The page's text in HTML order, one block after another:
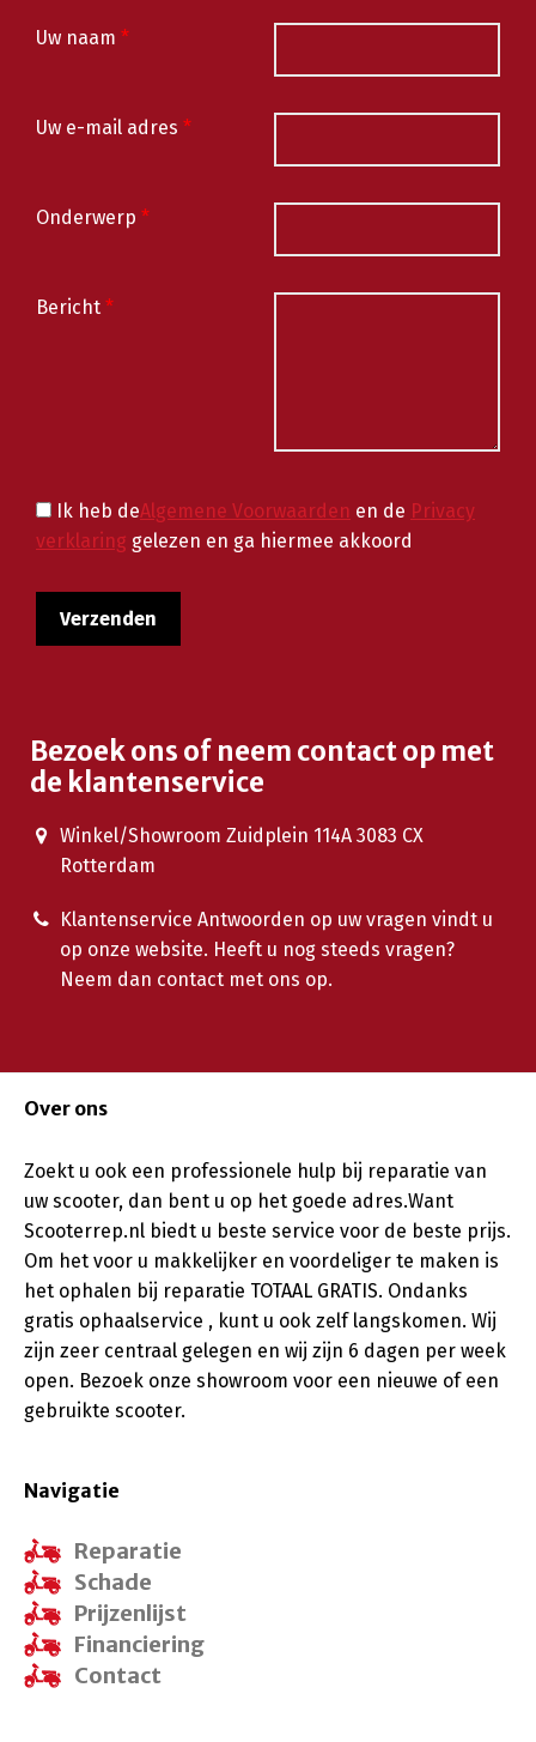
Uw naam *
Uw e-mail adres *
Onderwerp *
Bericht *
Ik heb deAlgemene Voorwaarden en de Privacy
verklaring gelezen en ga hiermee akkoord
Bezoek ons of neem contact op met
de klantenservice
Winkel/Showroom Zuidplein 114A 3083 CX
Rotterdam
Klantenservice Antwoorden op uw vragen vindt u
op onze website. Heeft u nog steeds vragen?
Neem dan contact met ons op.
Over ons
Zoekt u ook een professionele hulp bij reparatie van
uw scooter, dan bent u op het goede adres.Want
Scooterrep.nl biedt u beste service voor de beste prijs.
Om het voor u makkelijker en voordeliger te maken is
het ophalen bij reparatie TOTAAL GRATIS. Ondanks
gratis ophaalservice , kunt u ook zelf langskomen. Wij
zijn zeer centraal gelegen en wij zijn 6 dagen per week
open. Bezoek onze showroom voor een nieuwe of een
gebruikte scooter.
Navigatie
Reparatie
Schade
Prijzenlijst
Financiering
Contact